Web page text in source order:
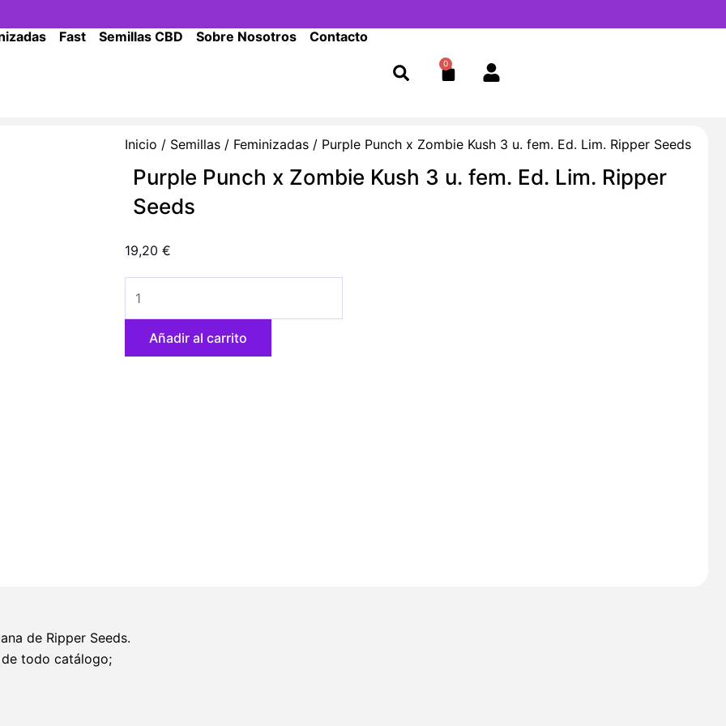
Fast Semillas CBD Sobre Nosotros Contacto
0
Cart
Inicio / Semillas/ Feminizadas/ Purple Punch x Zombie Kush 3 u. fem. Ed. Lim. Ripper Seeds
Purple Punch x Zombie Kush 3 u. fem. Ed. Lim. Ripper
Seeds
19,20 €
Punch
Añadir al carrito
de Ripper Seeds.
de todo catálogo;